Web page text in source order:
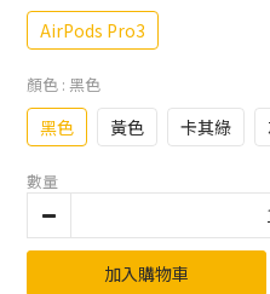
AirPods Pro3
顏色 : 黑色
黑色 黃色 卡其綠
數量
加入購物車